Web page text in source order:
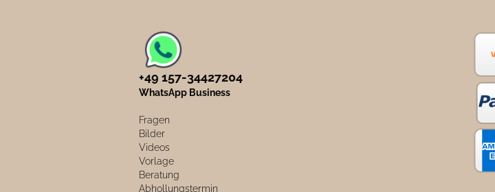
+49 157-34427204​
WhatsApp Business
Fragen
Bilder
Videos
Vorlage
Beratung
Abhollungstermin